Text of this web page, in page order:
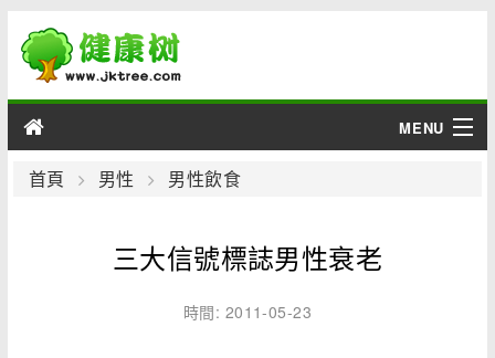
MENU
男性
首頁 男性 男性飲食
三大信號標誌男性衰老
時間: 2011-05-23